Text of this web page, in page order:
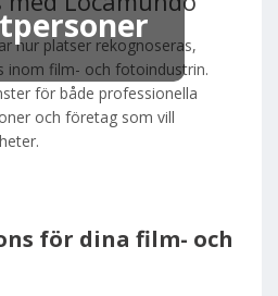
hur platser rekognoseras,
inom film- och fotoindustrin.
för både professionella
och företag som vill
för dina film- och